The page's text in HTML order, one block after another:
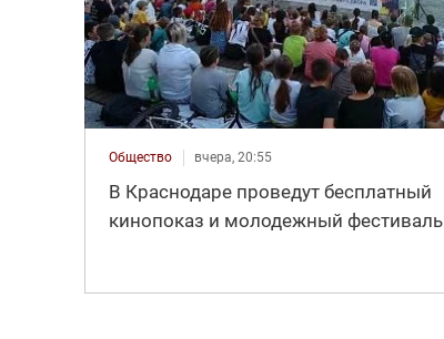
Общество вчера, 20:55
В Краснодаре проведут бесплатный
кинопоказ и молодежный фестиваль